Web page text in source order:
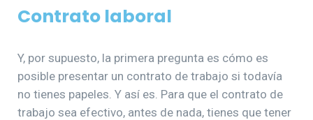
Contrato laboral
Y, por supuesto, la primera pregunta es cómo es
posible presentar un contrato de trabajo si todavía
no tienes papeles. Y así es. Para que el contrato de
trabajo sea efectivo, antes de nada, tienes que tener